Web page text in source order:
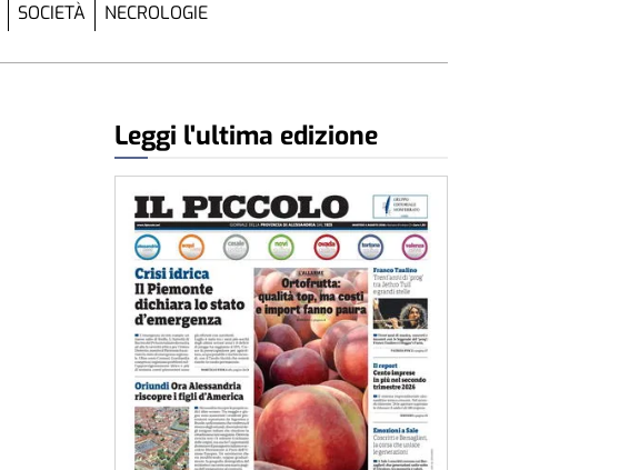
SOCIETÀ NECROLOGIE
Leggi l'ultima edizione